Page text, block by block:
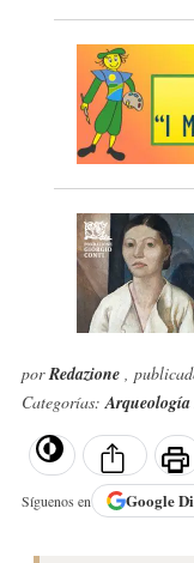
porRedazione ,
Categorías:Arqueología
Síguenos en Google